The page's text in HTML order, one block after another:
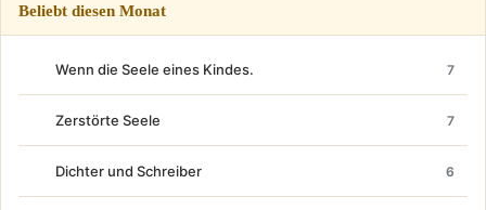
Beliebt diesen Monat
Wenn die Seele eines Kindes. 7
Zerstörte Seele 7
Dichter und Schreiber 6